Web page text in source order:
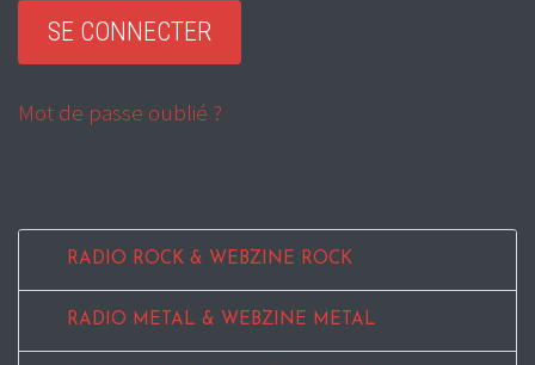
Mot de passe oublié ?
RADIO ROCK & WEBZINE ROCK
RADIO METAL & WEBZINE METAL